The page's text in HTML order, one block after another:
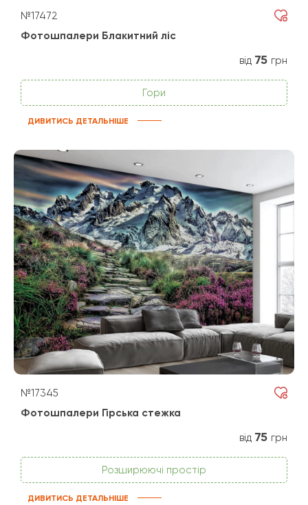
№17472
Фотошпалери Блакитний ліс
від 75 грн
Гори
ДИВИТИСЬ ДЕТАЛЬНІШЕ
№17345
Фотошпалери Гірська стежка
від 75 грн
Розширюючі простір
ДИВИТИСЬ ДЕТАЛЬНІШЕ